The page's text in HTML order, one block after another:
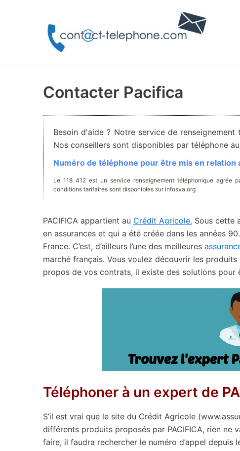
Contacter Pacifica
Besoin d'aide ? Notre service de
Nos conseillers sont disponibles par téléphone
Numéro de téléphone pour être mis en relation
Le 118 412 est un service renseignement téléphonique agrée
conditions tarifaires sont disponibles sur infosva.org
PACIFICA appartient au Crédit Agricole. Sous cette
en assurances et qui a été créée dans les années
France. C’est, d’ailleurs l’une des meilleures
marché français. Vous voulez découvrir les
propos de vos contrats, il existe des solutions pour
Téléphoner à un expert de
S’il est vrai que le site du Crédit Agricole
différents produits proposés par PACIFICA, rien ne
faire, il faudra rechercher le numéro d’appel